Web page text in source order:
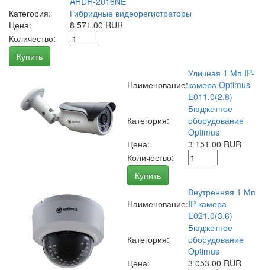
Категория:
Гибридные видеорегистраторы
Цена:
8 571.00 RUR
Количество:
Купить
Наименование:
Уличная 1 Мп IP-
камера Optimus
E011.0(2.8)
Категория:
Бюджетное
оборудование
Optimus
Цена:
3 151.00 RUR
Количество:
Купить
Наименование:
Внутренняя 1 Мп
IP-камера
E021.0(3.6)
Категория:
Бюджетное
оборудование
Optimus
Цена:
3 053.00 RUR